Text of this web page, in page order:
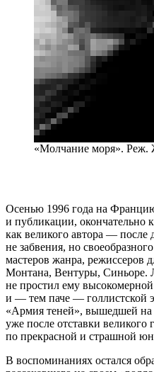
«Молчание моря». Реж.
Осенью 1996 года на
и публикации, окончательно
как великого автора — после
не забвения, но
мастеров жанра, режиссеров
Монтана, Вентуры, Синьоре.
не простил ему
и — тем паче — голлистской
«Армия теней», вышедшей на
уже после отставки
по прекрасной и страшной
В воспоминаниях остался